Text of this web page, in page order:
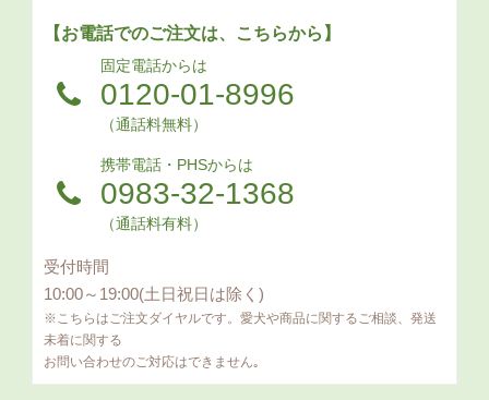
【お電話でのご注文は、こちらから】
固定電話からは
0120-01-8996
（通話料無料）
携帯電話・PHSからは
0983-32-1368
（通話料有料）
受付時間
10:00～19:00(土日祝日は除く)
※こちらはご注文ダイヤルです。愛犬や商品に関するご相談、発送
未着に関する
お問い合わせのご対応はできません｡